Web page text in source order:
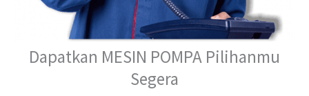
Dapatkan MESIN POMPA Pilihanmu
Segera